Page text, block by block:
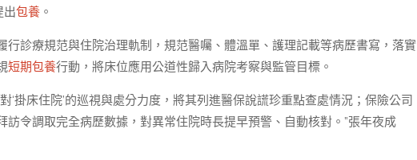
出包養 。
診療規范與住院治理軌制，規范醫囑、體溫單、護理記載等病歷書寫，落實
短期包養行動，將床位應用公道性歸入病院考察與監管目標。
‘掛床住院’的巡視與處分力度，將其列進醫保說謊珍重點查處情況；保險公司
訪令調取完全病歷數據，對異常住院時長提早預警、自動核對。”張年夜成